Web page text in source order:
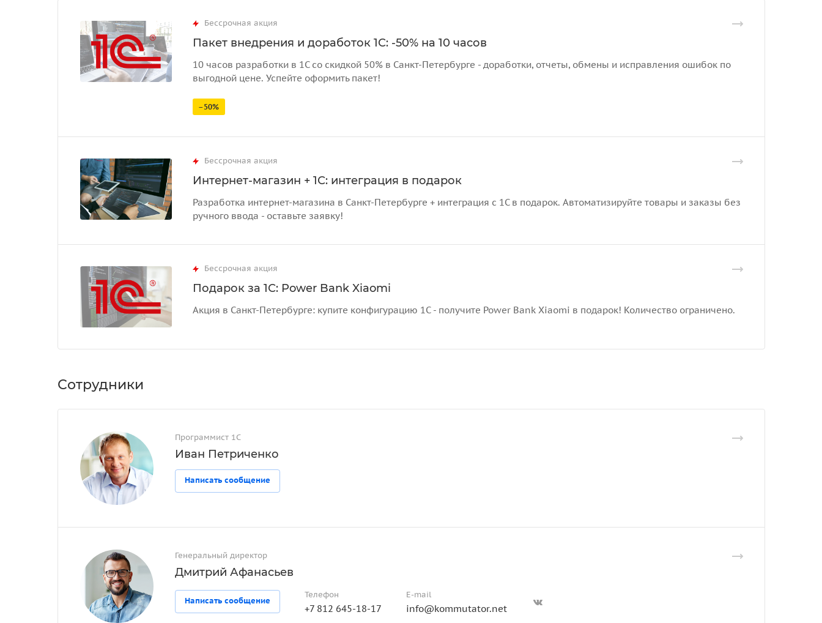
Бессрочная акция
Пакет внедрения и доработок 1С: -50% на 10 часов
10 часов разработки в 1С со скидкой 50% в Санкт-Петербурге - доработки, отчеты, обмены и исправления ошибок по
выгодной цене. Успейте оформить пакет!
–50%
Бессрочная акция
Интернет-магазин + 1С: интеграция в подарок
Разработка интернет-магазина в Санкт-Петербурге + интеграция с 1С в подарок. Автоматизируйте товары и заказы без
ручного ввода - оставьте заявку!
Бессрочная акция
Подарок за 1С: Power Bank Xiaomi
Акция в Санкт-Петербурге: купите конфигурацию 1С - получите Power Bank Xiaomi в подарок! Количество ограничено.
Сотрудники
Программист 1С
Иван Петриченко
Написать сообщение
Генеральный директор
Дмитрий Афанасьев
Написать сообщение
Телефон
+7 812 645-18-17
E-mail
info@kommutator.net